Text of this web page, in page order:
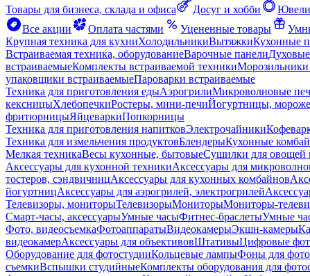
Товары для бизнеса, склада и офиса
Досуг и хобби
Все акции
Оплата частями Уцененные товары
Крупная техника для кухниХолодильникиВытяжкиКухонные
Встраиваемая техника, оборудованиеВарочные панели
встраиваемыеКомплекты встраиваемой техникиМорозильники
упаковщики встраиваемыеПароварки встраиваемые
Техника для приготовления едыАэрогрилиМикроволновые
кексницыХлебопечкиРостеры, мини-печиЙогуртницы,
фритюрницыЯйцеваркиПопкорницы
Техника для приготовления напитковЭлектрочайники
Техника для измельчения продуктовБлендерыКухонные
Мелкая техникаВесы кухонные, бытовыеСушилки для овощей
Аксессуары для кухонной техникиАксессуары для
тостеров, сэндвичницАксессуары для кухонных комбайнов
йогуртницАксессуары для аэрогрилей, электрогрилей
Телевизоры, мониторыТелевизорыМониторыМониторы-
Смарт-часы, аксессуарыУмные часыФитнес-браслетыУмные
Фото, видеосъемкаФотоаппаратыВидеокамерыЭкшн-камеры
видеокамерАксессуары для объективовШтативыЦифровые
Оборудование для фотостудииКольцевые лампыФоны для
съемкиВспышки студийныеКомплекты оборудования для